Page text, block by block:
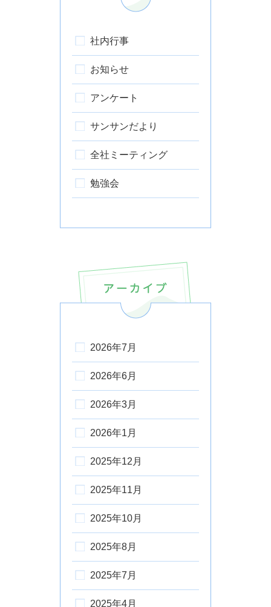
社内行事
お知らせ
アンケート
サンサンだより
全社ミーティング
勉強会
2026年7月
2026年6月
2026年3月
2026年1月
2025年12月
2025年11月
2025年10月
2025年8月
2025年7月
2025年4月